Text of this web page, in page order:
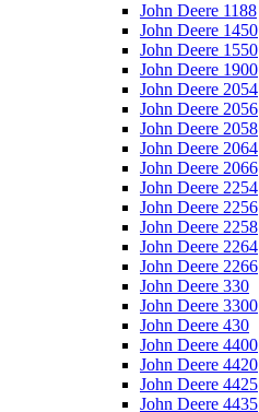
John Deere 1188
John Deere 1450
John Deere 1550
John Deere 1900
John Deere 2054
John Deere 2056
John Deere 2058
John Deere 2064
John Deere 2066
John Deere 2254
John Deere 2256
John Deere 2258
John Deere 2264
John Deere 2266
John Deere 330
John Deere 3300
John Deere 430
John Deere 4400
John Deere 4420
John Deere 4425
John Deere 4435